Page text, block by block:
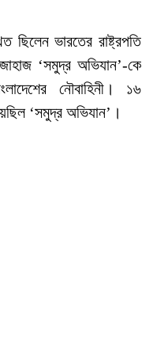
ছিলেন ভারতের রাষ্ট্রপতি
‘সমুদ্র অভিযান’-কে
নৌবাহিনী। ১৬
‘সমুদ্র অভিযান’।